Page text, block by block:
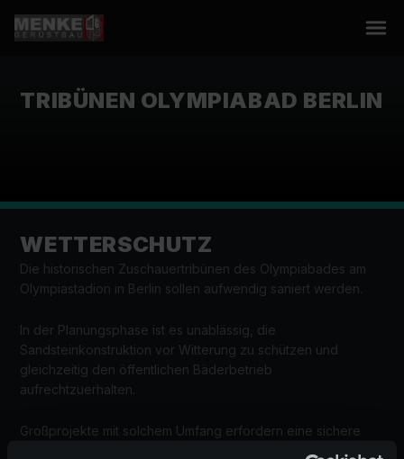
TRIBÜNEN OLYMPIABAD BERLIN
WETTERSCHUTZ
Die historischen Zuschauertribünen des Olympiabades am
Olympiastadion in Berlin sollen aufwendig saniert werden.
In der Planungsphase ist es unablässig, die
Sandsteinkonstruktion vor Witterung zu schützen und
gleichzeitig den öffentlichen Bäderbetrieb
aufrechtzuerhalten.
Großprojekte mit solchem Umfang erfordern eine sichere
Koordination der diversen Schnittstellen. Durch jahrelang